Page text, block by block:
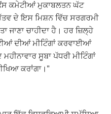
ਕਮੇਟੀਆਂ ਮੁਕਾਬਲਤਨ ਘੱਟ
ਦੇ ਇਸ ਮਿਸ਼ਨ ਵਿੱਚ ਸਰਗਰਮੀ
ਜਾਣਾ ਚਾਹੀਦਾ ਹੈ। ਹਰ ਜ਼ਿਲ੍ਹੇ
ਦੀਆਂ ਮੀਟਿੰਗਾਂ ਕਰਵਾਈਆਂ
ਸੂਬਾ ਪੱਧਰੀ ਮੀਟਿੰਗਾਂ
ਕਰਾਂਗਾ।”